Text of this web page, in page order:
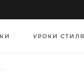
УРОКИ СТИЛЯ